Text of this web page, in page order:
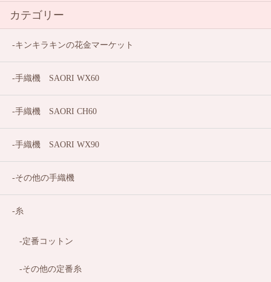
カテゴリー
キンキラキンの花金マーケット
手織機 SAORI WX60
手織機 SAORI CH60
手織機 SAORI WX90
その他の手織機
糸
定番コットン
その他の定番糸